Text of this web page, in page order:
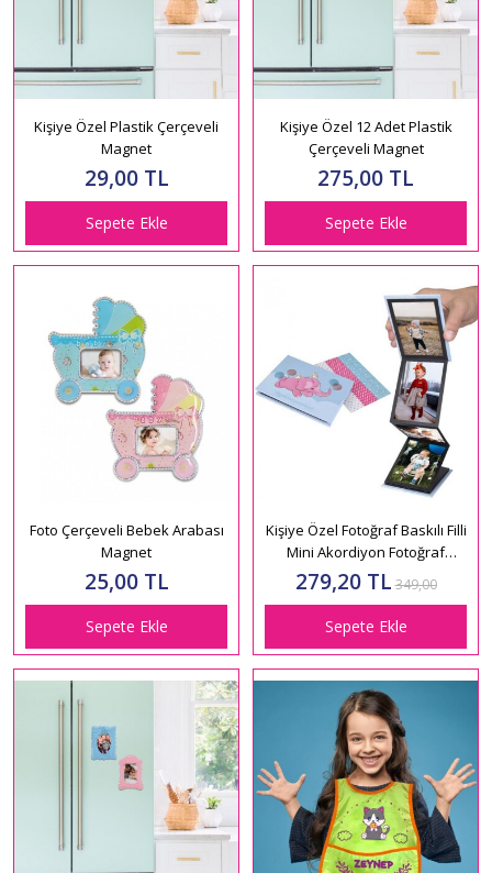
Kişiye Özel Plastik Çerçeveli
Magnet
29,00 TL
Sepete Ekle
Kişiye Özel 12 Adet Plastik
Çerçeveli Magnet
275,00 TL
Sepete Ekle
Foto Çerçeveli Bebek Arabası
Magnet
25,00 TL
Sepete Ekle
Kişiye Özel Fotoğraf Baskılı Filli
Mini Akordiyon Fotoğraf
Albümü
279,20 TL 349,00
Sepete Ekle